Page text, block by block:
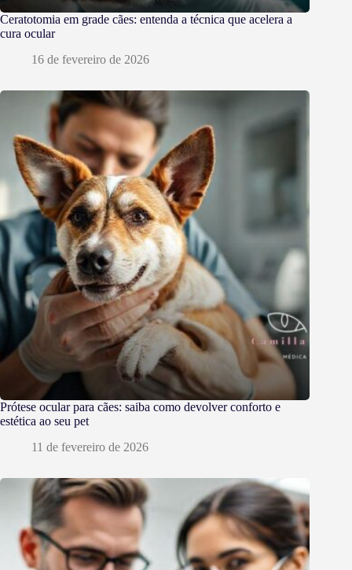
Ceratotomia em grade cães: entenda a técnica que acelera a
cura ocular
16 de fevereiro de 2026
Prótese ocular para cães: saiba como devolver conforto e
estética ao seu pet
11 de fevereiro de 2026